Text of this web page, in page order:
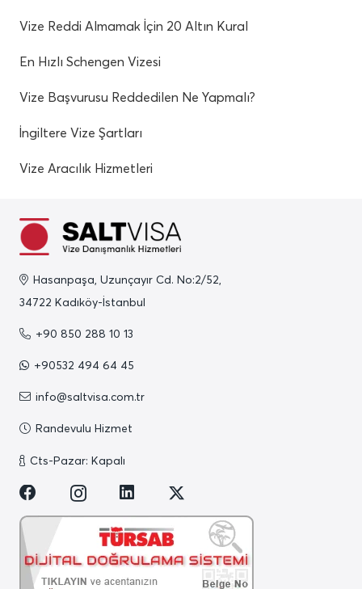
Vize Reddi Almamak İçin 20 Altın Kural
En Hızlı Schengen Vizesi
Vize Başvurusu Reddedilen Ne Yapmalı?
İngiltere Vize Şartları
Vize Aracılık Hizmetleri
Hasanpaşa, Uzunçayır Cd. No:2/52,
34722 Kadıköy-İstanbul
+90 850 288 10 13
+90532 494 64 45
info@saltvisa.com.tr
Randevulu Hizmet
Cts-Pazar: Kapalı